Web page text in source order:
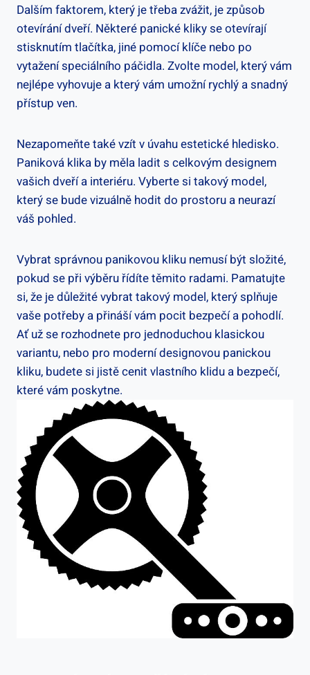
Dalším faktorem,⁣ který je třeba zvážit, je způsob
otevírání dveří. Některé panické⁢ kliky se otevírají
stisknutím⁣ tlačítka, jiné pomocí klíče nebo‍ po
vytažení speciálního páčidla. Zvolte model, který vám
nejlépe vyhovuje ‍a který​ vám umožní ​rychlý a snadný
přístup​ ven.
Nezapomeňte také ⁢vzít v úvahu estetické hledisko.
Paniková klika by měla ladit s ⁣celkovým ⁤designem
vašich dveří a interiéru. Vyberte si takový model,
⁤který se bude vizuálně hodit do prostoru ⁤a neurazí
váš pohled.
Vybrat správnou panikovou kliku nemusí být složité,
pokud se při výběru řídíte těmito radami.​ Pamatujte
si, že je důležité vybrat takový model, který splňuje
vaše potřeby a přináší vám pocit bezpečí‍ a pohodlí.
Ať už se rozhodnete pro jednoduchou klasickou
variantu, nebo pro moderní designovou panickou ​
kliku, budete si jistě cenit vlastního klidu a bezpečí,
které vám ⁣poskytne.